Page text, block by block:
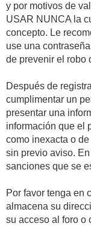
y por motivos de
USAR NUNCA la
concepto. Le
use una
de prevenir el robo
Después de
cumplimentar un
presentar una
información que el
como inexacta o
sin previo aviso.
sanciones que se
Por favor tenga en
almacena su
su acceso al foro o